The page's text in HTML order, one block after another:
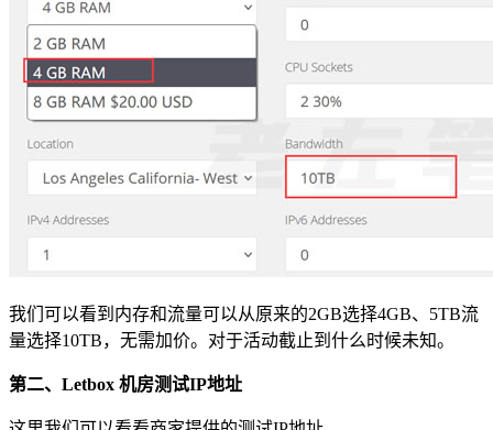
我们可以看到内存和流量可以从原来的2GB选择4GB、5TB流
量选择10TB，无需加价。对于活动截止到什么时候未知。
第二、Letbox 机房测试IP地址